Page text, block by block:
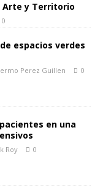
Arte y Territorio
0
espacios verdes
Perez Guillen 0
en una
Roy 0